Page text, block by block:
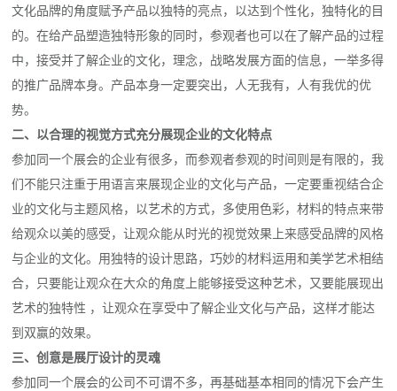
文化品牌的角度赋予产品以独特的亮点，以达到个性化，独特化的目
的。在给产品塑造独特形象的同时，参观者也可以在了解产品的过程
中，接受并了解企业的文化，理念，战略发展方面的信息，一举多得
的推广品牌本身。产品本身一定要突出，人无我有，人有我优的优
势。
二、以合理的视觉方式充分展现企业的文化特点
参加同一个展会的企业有很多，而参观者参观的时间则是有限的，我
们不能只注重于用语言来展现企业的文化与产品，一定要重视结合企
业的文化与主题风格，以艺术的方式，多使用色彩，材料的特点来带
给观众以美的感受，让观众能从时光的视觉效果上来感受品牌的风格
与企业的文化。用独特的设计思路，巧妙的材料运用和美学艺术相结
合，只要能让观众在大众的角度上能够接受这种艺术，又要能展现出
艺术的独特性 ，让观众在享受中了解企业文化与产品，这样才能达
到双赢的效果。
三、创意是展厅设计的灵魂
参加同一个展会的公司不可谓不多，再基础基本相同的情况下会产生